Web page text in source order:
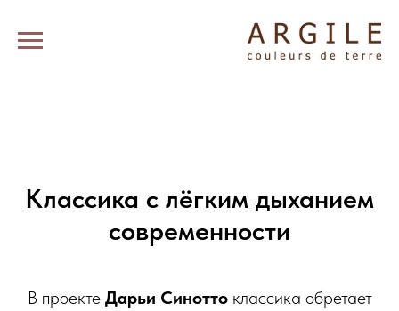
Классика с лёгким дыханием
современности
В проекте Дарьи Синоттоклассика обретает